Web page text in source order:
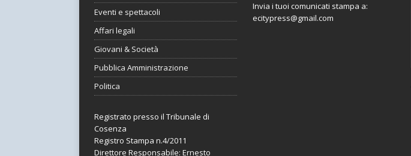
Eventi e spettacoli
Affari legali
Giovani & Società
Pubblica Amministrazione
Politica
Registrato presso il Tribunale di
Cosenza
Registro Stampa n.4/2011
Direttore Responsabile: Ernesto
Invia i tuoi comunicati stampa a:
ecitypress@gmail.com